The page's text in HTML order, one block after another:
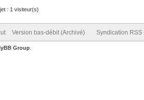
: 1 visiteur(s)
Version bas-débit (Archivé) Syndication RSS
Group